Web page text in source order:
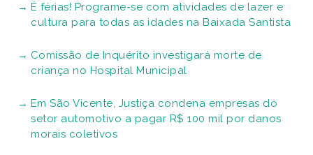
É férias! Programe-se com atividades de lazer e
cultura para todas as idades na Baixada Santista
Comissão de Inquérito investigará morte de
criança no Hospital Municipal
Em São Vicente, Justiça condena empresas do
setor automotivo a pagar R$ 100 mil por danos
morais coletivos